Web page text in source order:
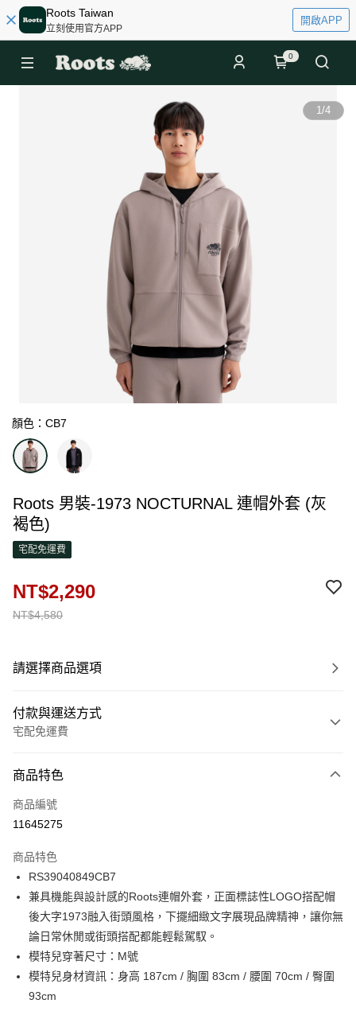
Roots Taiwan
立刻使用官方APP
開啟APP
0
1/4
顏色：CB7
Roots 男裝-1973 NOCTURNAL 連帽外套 (灰
褐色)
宅配免運費
NT$4,580
NT$2,290
請選擇商品選項
付款與運送方式
宅配免運費
信用卡一次付款
信用卡分期付款
合作金庫商業銀行
華南商業銀行
上海商業儲蓄銀行
台北富邦商業銀行
國泰世華商業銀行
兆豐國際商業銀行
臺灣中小企業銀行
台中商業銀行
匯豐（台灣）商業銀行
聯邦商業銀行
元大商業銀行
永豐商業銀行
玉山商業銀行
6 期 0 利率 每期
華南商業銀行
彰化商業銀行
上海商業儲蓄銀行
台北富邦商業銀行
國泰世華商業銀行
兆豐國際商業銀行
臺灣中小企業銀行
匯豐（台灣）商業銀行
華泰商業銀行
LINE Pay
Apple Pay
街口支付
運送方式
商品特色
商品編號
11645275
商品特色
RS39040849CB7
兼具機能與設計感的Roots連帽外套，正面標誌性LOGO搭配帽
後大字1973融入街頭風格，下擺細緻文字展現品牌精神，讓你無
論日常休閒或街頭搭配都能輕鬆駕馭。
模特兒穿著尺寸：M號
模特兒身材資訊：身高 187cm / 胸圍 83cm / 腰圍 70cm / 臀圍
93cm